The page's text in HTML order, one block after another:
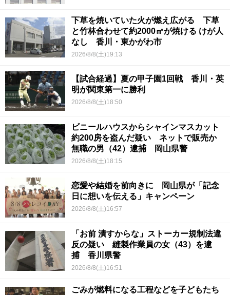
下草を焼いていた火が燃え広がる 下草
と竹林合わせて約2000㎡が焼ける けが人
なし 香川・東かがわ市
2026/8/8(土)19:13
【試合経過】夏の甲子園1回戦 香川・英
明が関東第一に勝利
2026/8/8(土)18:50
ビニールハウスからシャインマスカット
約200房を盗んだ疑い ネットで販売か
無職の男（42）逮捕 岡山県警
2026/8/8(土)18:15
恋愛や結婚を前向きに 岡山県が「記念
日に想いを伝える」キャンペーン
2026/8/8(土)16:57
「お前 潰すからな」ストーカー規制法違
反の疑い 縫製作業員の女（43）を逮
捕 香川県警
2026/8/8(土)16:51
ごみが燃料になる工程などを子どもたち